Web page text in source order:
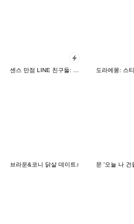
도라에몽: 스
브라운&코니 닭살 데이트♪ 문 '오늘 나 건